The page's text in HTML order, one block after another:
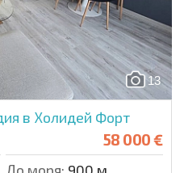
13
в Холидей Форт
58 000 €